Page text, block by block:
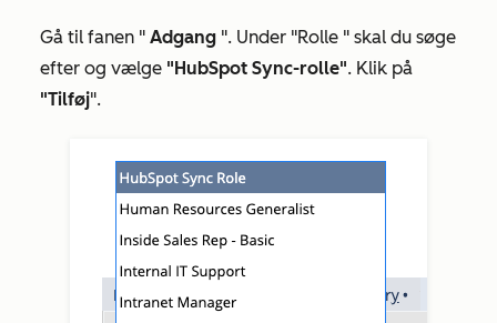
Gå til fanen " Adgang ". Under "Rolle " skal du søge
efter og vælge "HubSpot Sync-rolle". Klik på
"Tilføj".